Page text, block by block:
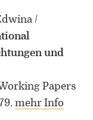
/
und
Papers
mehr Info